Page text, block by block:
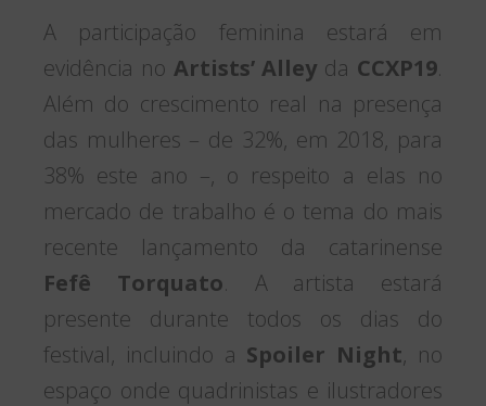
A participação feminina estará em
evidência no Artists’ Alley da CCXP19.
Além do crescimento real na presença
das mulheres – de 32%, em 2018, para
38% este ano –, o respeito a elas no
mercado de trabalho é o tema do mais
recente lançamento da catarinense
Fefê Torquato. A artista estará
presente durante todos os dias do
festival, incluindo a Spoiler Night, no
espaço onde quadrinistas e ilustradores